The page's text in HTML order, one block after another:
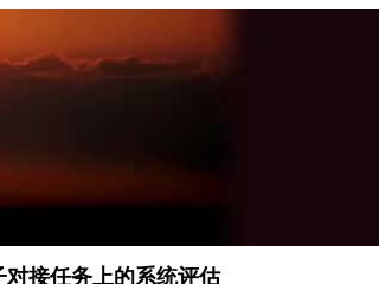
接任务上的系统评估